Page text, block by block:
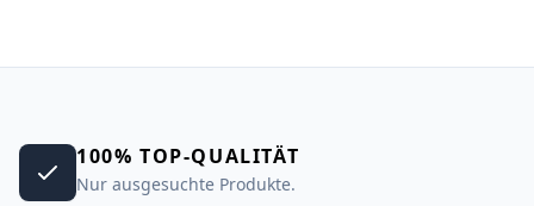
100% TOP-QUALITÄT
Nur ausgesuchte Produkte.